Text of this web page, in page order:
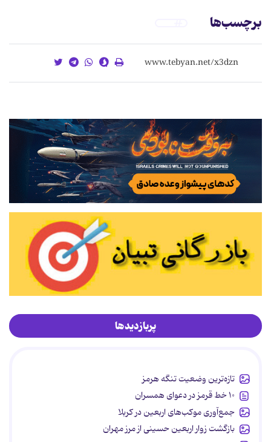
برچسب‌ها
پربازدیدها
تازه‌ترین وضعیت تنگه هرمز
۱۰ خط قرمز در دعوای همسران
جمع‌آوری موکب‌های اربعین در کربلا
بازگشت زوار اربعین حسینی از مرز مهران